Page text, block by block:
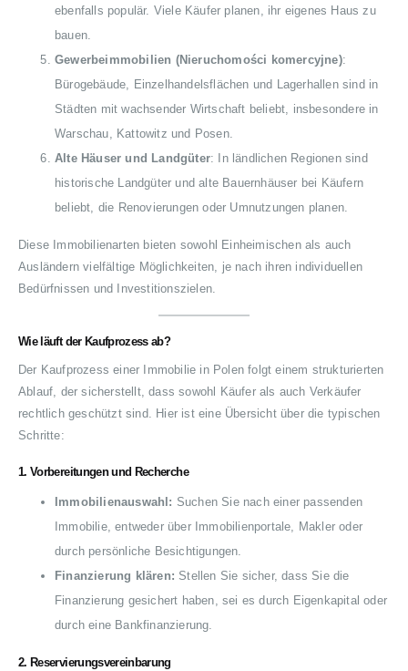
ebenfalls populär. Viele Käufer planen, ihr eigenes Haus zu
bauen.
Gewerbeimmobilien (Nieruchomości komercyjne):
Bürogebäude, Einzelhandelsflächen und Lagerhallen sind in
Städten mit wachsender Wirtschaft beliebt, insbesondere in
Warschau, Kattowitz und Posen.
Alte Häuser und Landgüter: In ländlichen Regionen sind
historische Landgüter und alte Bauernhäuser bei Käufern
beliebt, die Renovierungen oder Umnutzungen planen.
Diese Immobilienarten bieten sowohl Einheimischen als auch
Ausländern vielfältige Möglichkeiten, je nach ihren individuellen
Bedürfnissen und Investitionszielen.
Wie läuft der Kaufprozess ab?
Der Kaufprozess einer Immobilie in Polen folgt einem strukturierten
Ablauf, der sicherstellt, dass sowohl Käufer als auch Verkäufer
rechtlich geschützt sind. Hier ist eine Übersicht über die typischen
Schritte:
1.Vorbereitungen und Recherche
Immobilienauswahl: Suchen Sie nach einer passenden
Immobilie, entweder über Immobilienportale, Makler oder
durch persönliche Besichtigungen.
Finanzierung klären: Stellen Sie sicher, dass Sie die
Finanzierung gesichert haben, sei es durch Eigenkapital oder
durch eine Bankfinanzierung.
2.Reservierungsvereinbarung